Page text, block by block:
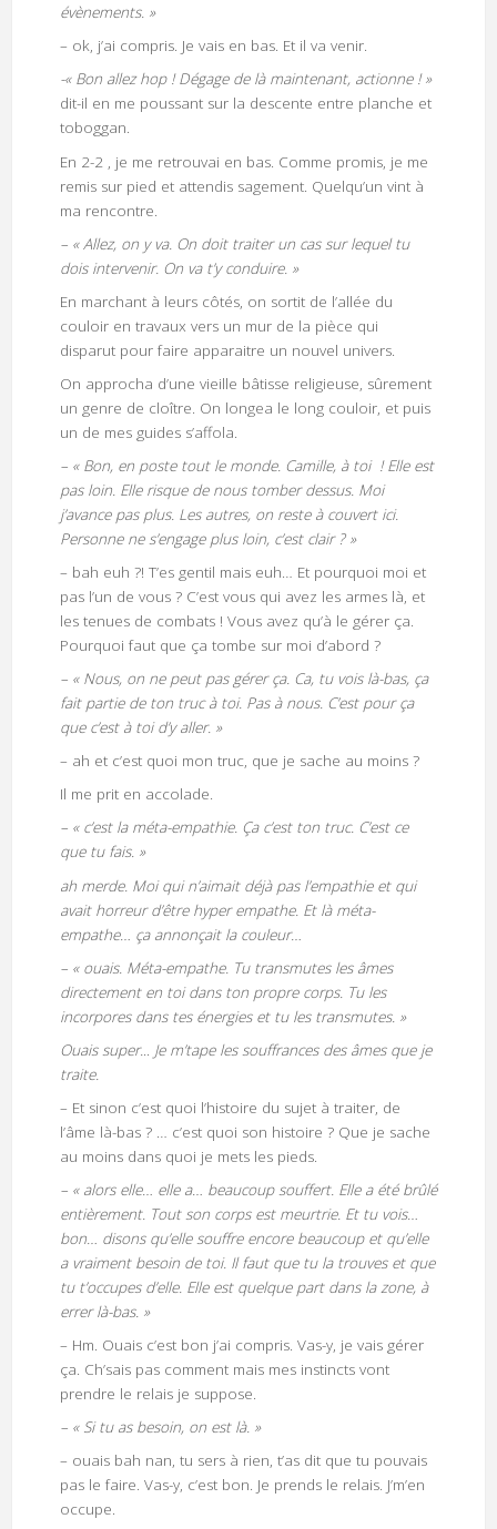
évènements. »
– ok, j’ai compris. Je vais en bas. Et il va venir.
-« Bon allez hop ! Dégage de là maintenant, actionne ! »
dit-il en me poussant sur la descente entre planche et
toboggan.
En 2-2 , je me retrouvai en bas. Comme promis, je me
remis sur pied et attendis sagement. Quelqu’un vint à
ma rencontre.
– « Allez, on y va. On doit traiter un cas sur lequel tu
dois intervenir. On va t’y conduire. »
En marchant à leurs côtés, on sortit de l’allée du
couloir en travaux vers un mur de la pièce qui
disparut pour faire apparaitre un nouvel univers.
On approcha d’une vieille bâtisse religieuse, sûrement
un genre de cloître. On longea le long couloir, et puis
un de mes guides s’affola.
– « Bon, en poste tout le monde. Camille, à toi ! Elle est
pas loin. Elle risque de nous tomber dessus. Moi
j’avance pas plus. Les autres, on reste à couvert ici.
Personne ne s’engage plus loin, c’est clair ? »
– bah euh ?! T’es gentil mais euh… Et pourquoi moi et
pas l’un de vous ? C’est vous qui avez les armes là, et
les tenues de combats ! Vous avez qu’à le gérer ça.
Pourquoi faut que ça tombe sur moi d’abord ?
– « Nous, on ne peut pas gérer ça. Ca, tu vois là-bas, ça
fait partie de ton truc à toi. Pas à nous. C’est pour ça
que c’est à toi d’y aller. »
– ah et c’est quoi mon truc, que je sache au moins ?
Il me prit en accolade.
– « c’est la méta-empathie. Ça c’est ton truc. C’est ce
que tu fais. »
ah merde. Moi qui n’aimait déjà pas l’empathie et qui
avait horreur d’être hyper empathe. Et là méta-
empathe… ça annonçait la couleur…
– « ouais. Méta-empathe. Tu transmutes les âmes
directement en toi dans ton propre corps. Tu les
incorpores dans tes énergies et tu les transmutes. »
Ouais super... Je m’tape les souffrances des âmes que je
traite.
– Et sinon c’est quoi l’histoire du sujet à traiter, de
l’âme là-bas ? … c’est quoi son histoire ? Que je sache
au moins dans quoi je mets les pieds.
– « alors elle… elle a… beaucoup souffert. Elle a été brûlé
entièrement. Tout son corps est meurtrie. Et tu vois…
bon… disons qu’elle souffre encore beaucoup et qu’elle
a vraiment besoin de toi. Il faut que tu la trouves et que
tu t’occupes d’elle. Elle est quelque part dans la zone, à
errer là-bas. »
– Hm. Ouais c’est bon j’ai compris. Vas-y, je vais gérer
ça. Ch’sais pas comment mais mes instincts vont
prendre le relais je suppose.
– « Si tu as besoin, on est là. »
– ouais bah nan, tu sers à rien, t’as dit que tu pouvais
pas le faire. Vas-y, c’est bon. Je prends le relais. J’m’en
occupe.